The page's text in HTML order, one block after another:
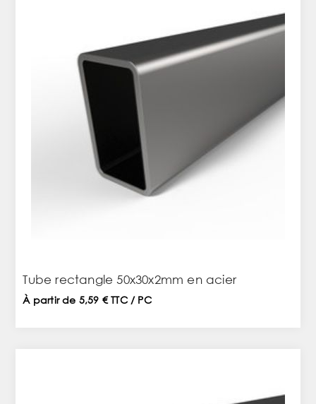
Tube rectangle 50x30x2mm en acier
À partir de 5,59 € TTC / PC